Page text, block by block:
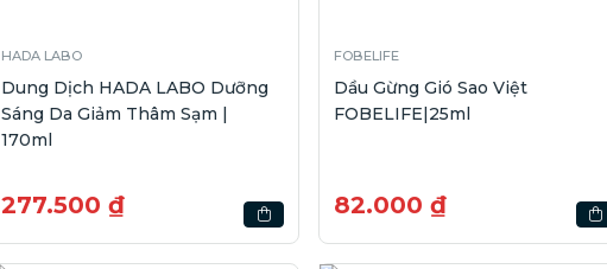
HADA LABO
Dung Dịch HADA LABO Dưỡng
Sáng Da Giảm Thâm Sạm |
170ml
277.500 ₫
FOBELIFE
Dầu Gừng Gió Sao Việt
FOBELIFE|25ml
82.000 ₫